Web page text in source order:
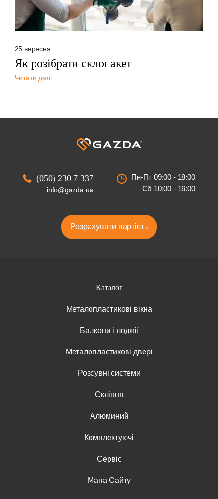
25 вересня
Як розібрати склопакет
Читати далі
(050) 230 7 337
info@gazda.ua
Пн-Пт 09:00 - 18:00
Сб 10:00 - 16:00
Розрахувати вартість
Каталог
Металопластикові вікна
Балкони і лоджії
Металопластикові двері
Розсувні системи
Скління
Алюминий
Комплектуючі
Сервіс
Мапа Сайту